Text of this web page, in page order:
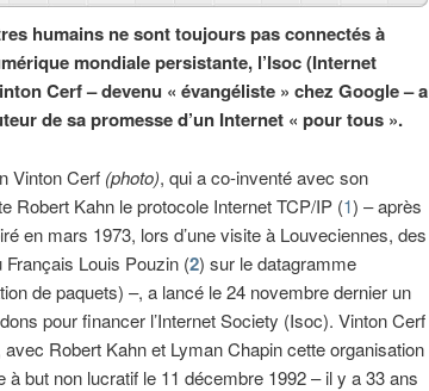
humains ne sont toujours pas connectés à
mondiale persistante, l’Isoc (Internet
Cerf – devenu « évangéliste » chez Google – a
de sa promesse d’un Internet « pour tous ».
Vinton Cerf (photo), qui a co-inventé avec son
Robert Kahn le protocole Internet TCP/IP (1) – après
en mars 1973, lors d’une visite à Louveciennes, des
Français Louis Pouzin (2) sur le datagramme
de paquets) –, a lancé le 24 novembre dernier un
pour financer l’Internet Society (Isoc). Vinton Cerf
avec Robert Kahn et Lyman Chapin cette organisation
à but non lucratif le 11 décembre 1992 – il y a 33 ans